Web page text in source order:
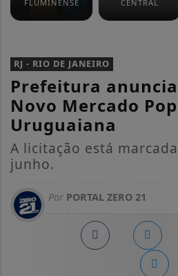
FLUMINENSE
CENTRAL
RJ - RIO DE JANEIRO
Prefeitura
Novo Mercado
Uruguaiana
A licitação está
junho.
Por PORTAL ZERO 21